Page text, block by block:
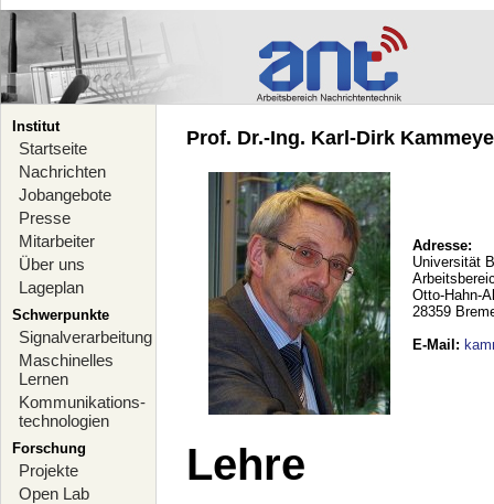
Institut
Startseite
Nachrichten
Jobangebote
Presse
Mitarbeiter
Über uns
Lageplan
Schwerpunkte
Signalverarbeitung
Maschinelles
Lernen
Kommunikations-
technologien
Forschung
Projekte
Open Lab
Prof. Dr.-Ing. Karl-Dirk
Adresse:
Universität
Otto-Hahn-
28359
E-Mail :
Lehre